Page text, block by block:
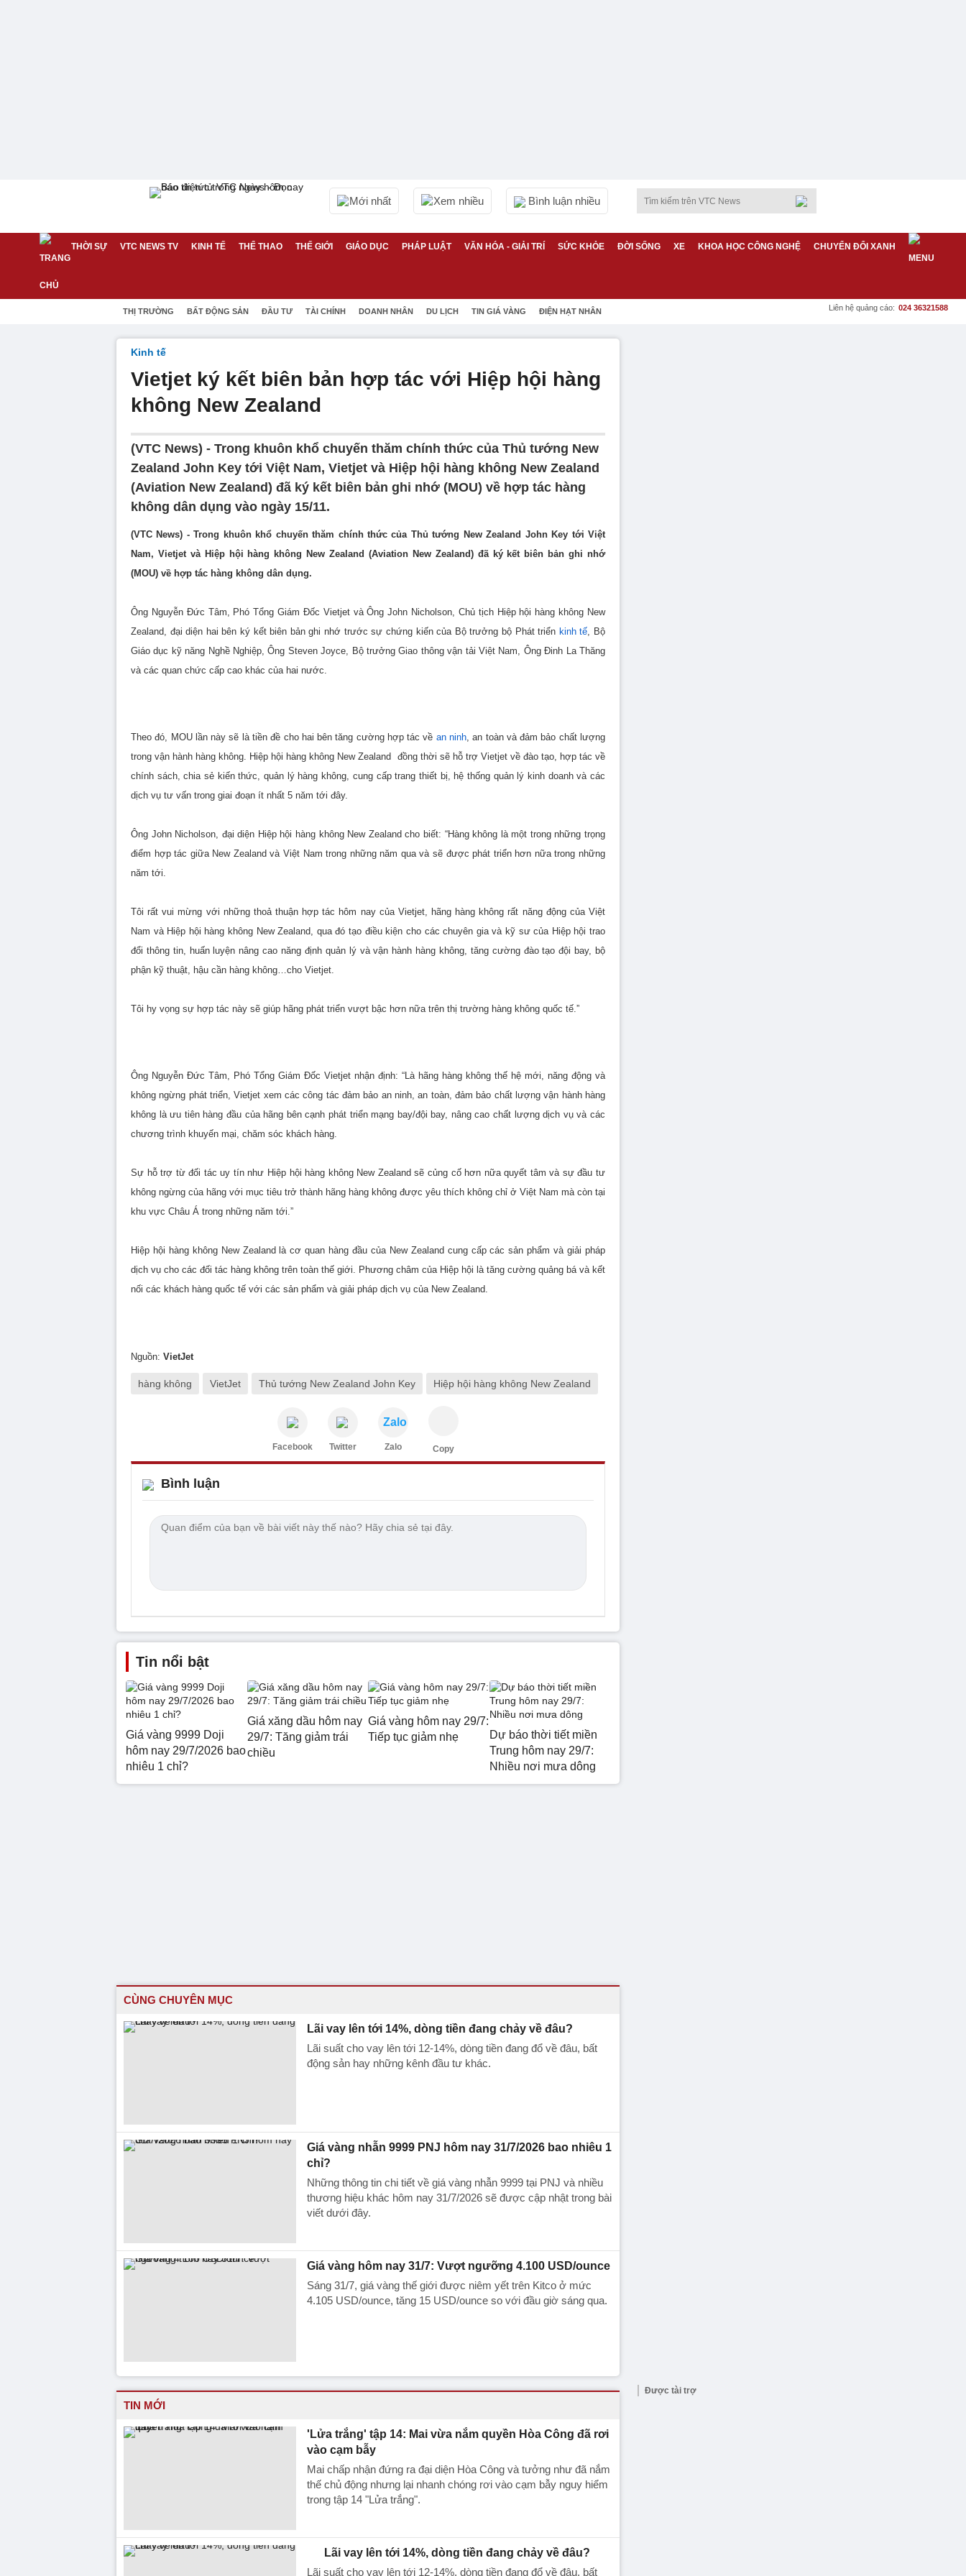
Mới nhất Xem nhiều Bình luận nhiều
THỜI SỰ VTC NEWS TV KINH TẾ THỂ THAO THẾ GIỚI GIÁO DỤC PHÁP LUẬT VĂN HÓA - GIẢI TRÍ SỨC KHỎE ĐỜI SỐNG XE KHOA HỌC CÔNG NGHỆ CHUYỂN ĐỔI XANH
THỊ TRƯỜNG BẤT ĐỘNG SẢN ĐẦU TƯ TÀI CHÍNH DOANH NHÂN DU LỊCH TIN GIÁ VÀNG ĐIỆN HẠT NHÂN Liên hệ quảng cáo: 024 36321588
Kinh tế
Vietjet ký kết biên bản hợp tác với Hiệp hội hàng
không New Zealand
(VTC News) - Trong khuôn khổ chuyến thăm chính thức của Thủ tướng New
Zealand John Key tới Việt Nam, Vietjet và Hiệp hội hàng không New Zealand
(Aviation New Zealand) đã ký kết biên bản ghi nhớ (MOU) về hợp tác hàng
không dân dụng vào ngày 15/11.
(VTC News) - Trong khuôn khổ chuyến thăm chính thức của Thủ tướng New Zealand John Key tới Việt
Nam, Vietjet và Hiệp hội hàng không New Zealand (Aviation New Zealand) đã ký kết biên bản ghi nhớ
(MOU) về hợp tác hàng không dân dụng.
Ông Nguyễn Đức Tâm, Phó Tổng Giám Đốc Vietjet và Ông John Nicholson, Chủ tịch Hiệp hội hàng không New
Zealand, đại diện hai bên ký kết biên bản ghi nhớ trước sự chứng kiến của Bộ trưởng bộ Phát triển kinh tế, Bộ
Giáo dục kỹ năng Nghề Nghiệp, Ông Steven Joyce, Bộ trưởng Giao thông vận tải Việt Nam, Ông Đinh La Thăng
và các quan chức cấp cao khác của hai nước.
Theo đó, MOU lần này sẽ là tiền đề cho hai bên tăng cường hợp tác về an ninh, an toàn và đảm bảo chất lượng
trong vận hành hàng không. Hiệp hội hàng không New Zealand đồng thời sẽ hỗ trợ Vietjet về đào tạo, hợp tác về
chính sách, chia sẻ kiến thức, quản lý hàng không, cung cấp trang thiết bị, hệ thống quản lý kinh doanh và các
dịch vụ tư vấn trong giai đoạn ít nhất 5 năm tới đây.
Ông John Nicholson, đại diện Hiệp hội hàng không New Zealand cho biết: “Hàng không là một trong những trọng
điểm hợp tác giữa New Zealand và Việt Nam trong những năm qua và sẽ được phát triển hơn nữa trong những
năm tới.
Tôi rất vui mừng với những thoả thuận hợp tác hôm nay của Vietjet, hãng hàng không rất năng động của Việt
Nam và Hiệp hội hàng không New Zealand, qua đó tạo điều kiện cho các chuyên gia và kỹ sư của Hiệp hội trao
đổi thông tin, huấn luyện nâng cao năng định quản lý và vận hành hàng không, tăng cường đào tạo đội bay, bộ
phận kỹ thuật, hậu cần hàng không…cho Vietjet.
Tôi hy vọng sự hợp tác này sẽ giúp hãng phát triển vượt bậc hơn nữa trên thị trường hàng không quốc tế.”
Ông Nguyễn Đức Tâm, Phó Tổng Giám Đốc Vietjet nhận định: “Là hãng hàng không thế hệ mới, năng động và
không ngừng phát triển, Vietjet xem các công tác đảm bảo an ninh, an toàn, đảm bảo chất lượng vận hành hàng
không là ưu tiên hàng đầu của hãng bên cạnh phát triển mạng bay/đội bay, nâng cao chất lượng dịch vụ và các
chương trình khuyến mại, chăm sóc khách hàng.
Sự hỗ trợ từ đối tác uy tín như Hiệp hội hàng không New Zealand sẽ củng cố hơn nữa quyết tâm và sự đầu tư
không ngừng của hãng với mục tiêu trở thành hãng hàng không được yêu thích không chỉ ở Việt Nam mà còn tại
khu vực Châu Á trong những năm tới.”
Hiệp hội hàng không New Zealand là cơ quan hàng đầu của New Zealand cung cấp các sản phẩm và giải pháp
dịch vụ cho các đối tác hàng không trên toàn thế giới. Phương châm của Hiệp hội là tăng cường quảng bá và kết
nối các khách hàng quốc tế với các sản phẩm và giải pháp dịch vụ của New Zealand.
Nguồn: VietJet
hàng không VietJet Thủ tướng New Zealand John Key Hiệp hội hàng không New Zealand
Facebook Twitter
Zalo
Zalo Copy
Bình luận
Tin nổi bật
Giá vàng 9999 Doji
hôm nay 29/7/2026 bao
nhiêu 1 chỉ?
Giá xăng dầu hôm nay
29/7: Tăng giảm trái
chiều
Giá vàng hôm nay 29/7:
Tiếp tục giảm nhẹ
Dự báo thời tiết miền
Trung hôm nay 29/7:
Nhiều nơi mưa dông
CÙNG CHUYÊN MỤC
Lãi vay lên tới 14%, dòng tiền đang chảy về đâu?
Lãi suất cho vay lên tới 12-14%, dòng tiền đang đổ về đâu, bất
động sản hay những kênh đầu tư khác.
Giá vàng nhẫn 9999 PNJ hôm nay 31/7/2026 bao nhiêu 1
chỉ?
Những thông tin chi tiết về giá vàng nhẫn 9999 tại PNJ và nhiều
thương hiệu khác hôm nay 31/7/2026 sẽ được cập nhật trong bài
viết dưới đây.
Giá vàng hôm nay 31/7: Vượt ngưỡng 4.100 USD/ounce
Sáng 31/7, giá vàng thế giới được niêm yết trên Kitco ở mức
4.105 USD/ounce, tăng 15 USD/ounce so với đầu giờ sáng qua.
TIN MỚI
'Lửa trắng' tập 14: Mai vừa nắm quyền Hòa Công đã rơi
vào cạm bẫy
Mai chấp nhận đứng ra đại diện Hòa Công và tưởng như đã nắm
thế chủ động nhưng lại nhanh chóng rơi vào cạm bẫy nguy hiểm
trong tập 14 "Lửa trắng".
Lãi vay lên tới 14%, dòng tiền đang chảy về đâu?
Lãi suất cho vay lên tới 12-14%, dòng tiền đang đổ về đâu, bất
Được tài trợ